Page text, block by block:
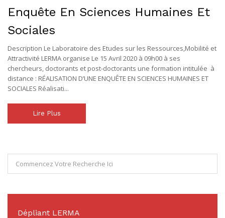
Enquête En Sciences Humaines Et
Sociales
Description Le Laboratoire des Etudes sur les Ressources,Mobilité et
Attractivité LERMA organise Le 15 Avril 2020 à 09h00 à ses
chercheurs, doctorants et post-doctorants une formation intitulée à
distance : RÉALISATION D’UNE ENQUÊTE EN SCIENCES HUMAINES ET
SOCIALES Réalisati...
Lire Plus
Dépliant LERMA